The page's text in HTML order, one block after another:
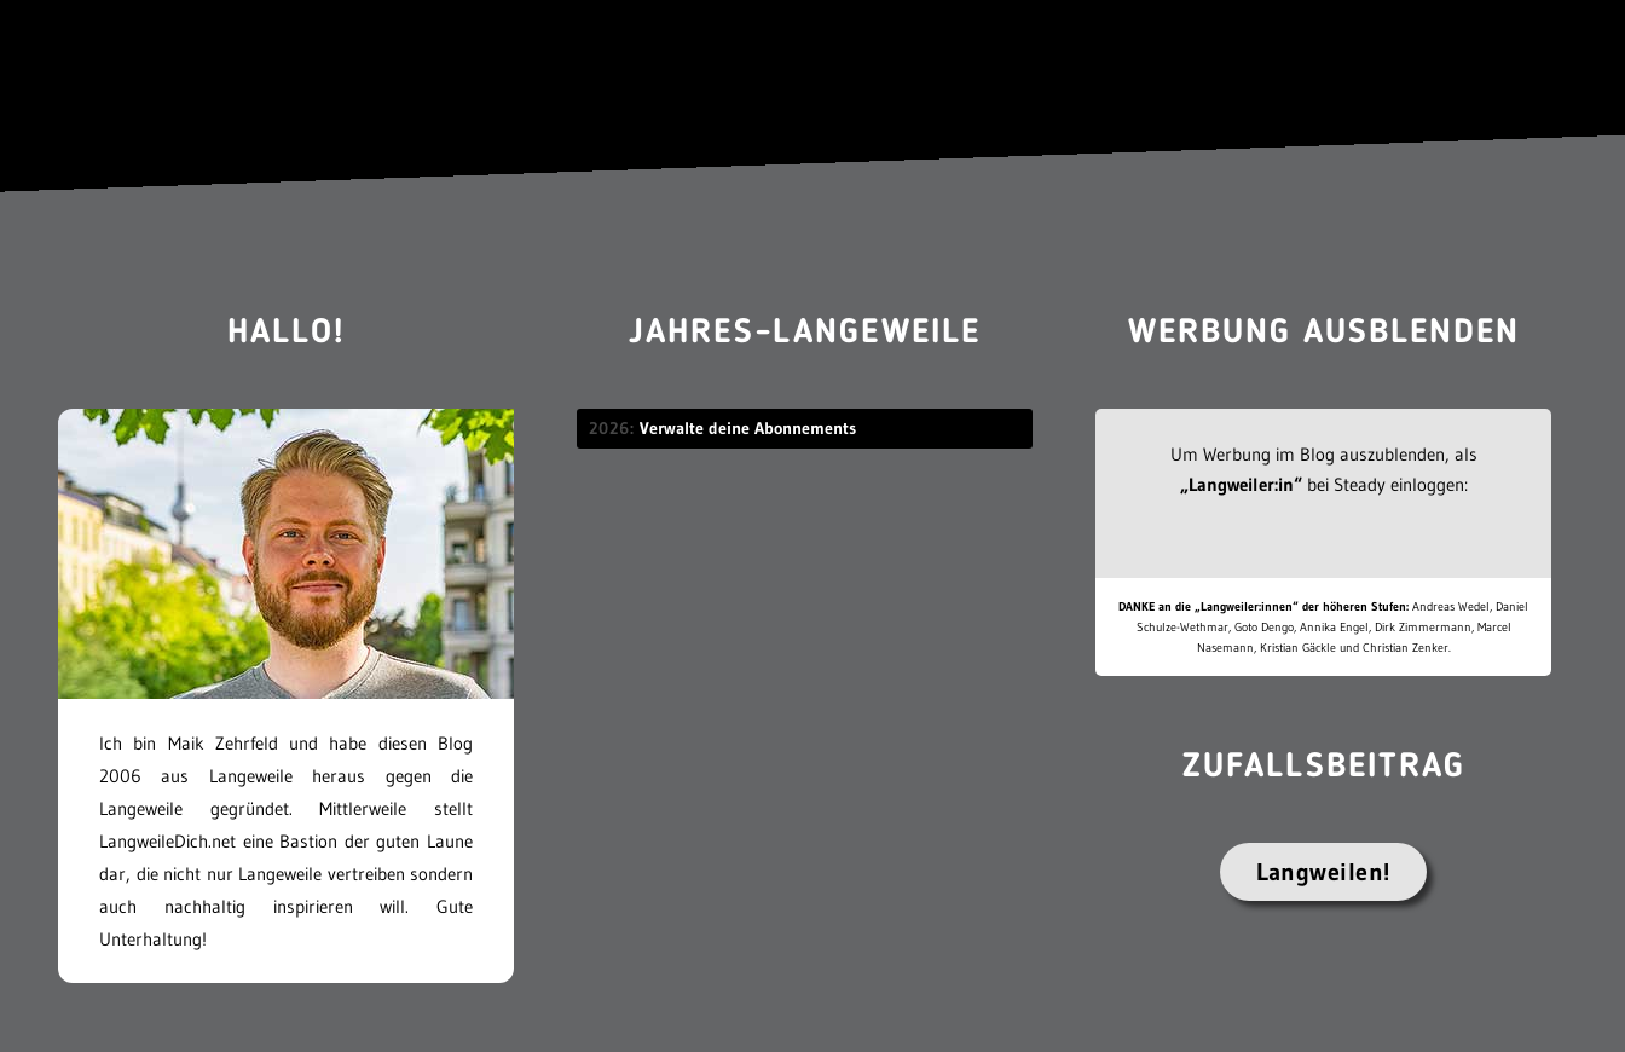
HALLO!
Ich bin Maik Zehrfeld und habe diesen Blog
2006 aus Langeweile heraus gegen die
Langeweile gegründet. Mittlerweile stellt
LangweileDich.net eine Bastion der guten Laune
dar, die nicht nur Langeweile vertreiben sondern
auch nachhaltig inspirieren will. Gute
Unterhaltung!
JAHRES-LANGEWEILE
2026 Verwalte deine Abonnements
WERBUNG AUSBLENDEN
Um Werbung im Blog auszublenden, als
„Langweiler:in“bei Steady einloggen:
DANKE an die „Langweiler:innen“ der höheren Stufen: Andreas Wedel, Daniel
Schulze-Wethmar, Goto Dengo, Annika Engel, Dirk Zimmermann, Marcel
Nasemann, Kristian Gäckle und Christian Zenker.
ZUFALLSBEITRAG
Langweilen!